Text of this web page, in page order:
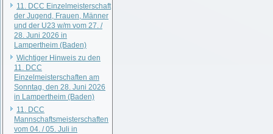
11. DCC Einzelmeisterschaft
der Jugend, Frauen, Männer
und der U23 w/m vom 27. /
28. Juni 2026 in
Lampertheim (Baden)
Wichtiger Hinweis zu den
11. DCC
Einzelmeisterschaften am
Sonntag, den 28. Juni 2026
in Lampertheim (Baden)
11. DCC
Mannschaftsmeisterschaften
vom 04. / 05. Juli in